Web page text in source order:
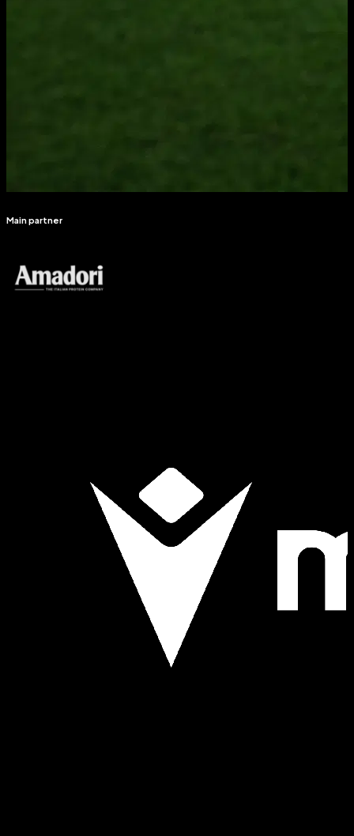
Main partner